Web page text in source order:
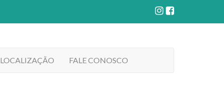
LOCALIZAÇÃO FALE CONOSCO